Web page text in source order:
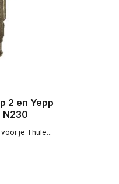
2 en Yepp
N230
je Thule...